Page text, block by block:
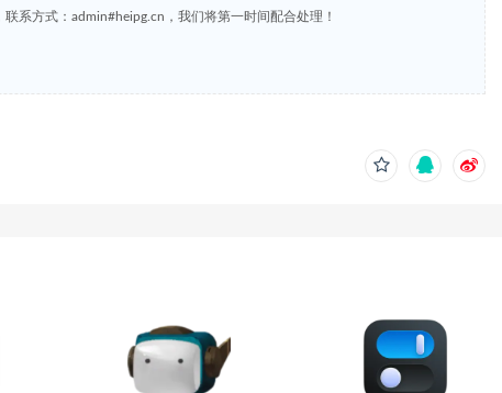
系方式：admin#heipg.cn，我们将第一时间配合处理！